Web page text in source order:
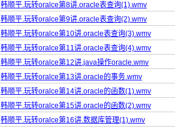
韩顺平.玩转oralce第8讲.oracle表查询(1).wmv
韩顺平.玩转oralce第9讲.oracle表查询(2).wmv
韩顺平.玩转oralce第10讲.oracle表查询(3).wmv
韩顺平.玩转oralce第11讲.oracle表查询(4).wmv
韩顺平.玩转oralce第12讲.java操作oracle.wmv
韩顺平.玩转oralce第13讲.oracle的事务.wmv
韩顺平.玩转oralce第14讲.oracle的函数(1).wmv
韩顺平.玩转oralce第15讲.oracle的函数(2).wmv
韩顺平.玩转oralce第16讲.数据库管理(1).wmv